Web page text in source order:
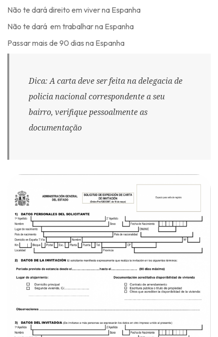
Não te dará direito em viver na Espanha
Não te dará em trabalhar na Espanha
Passar mais de 90 dias na Espanha
Dica: A carta deve ser feita na delegacia de
policia nacional correspondente a seu
bairro, verifique pessoalmente as
documentação